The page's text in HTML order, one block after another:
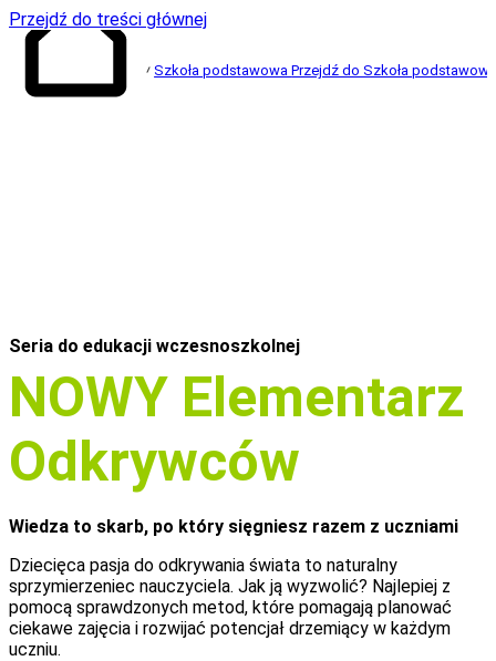
Przejdź do treści głównej
Szkoła podstawowaPrzejdź do Szkoła
Seria do edukacji wczesnoszkolnej
NOWY Elementarz
Odkrywców
Wiedza to skarb, po który sięgniesz razem z uczniami
Dziecięca pasja do odkrywania świata to naturalny
sprzymierzeniec nauczyciela. Jak ją wyzwolić? Najlepiej z
pomocą sprawdzonych metod, które pomagają planować
ciekawe zajęcia i rozwijać potencjał drzemiący w każdym
uczniu.